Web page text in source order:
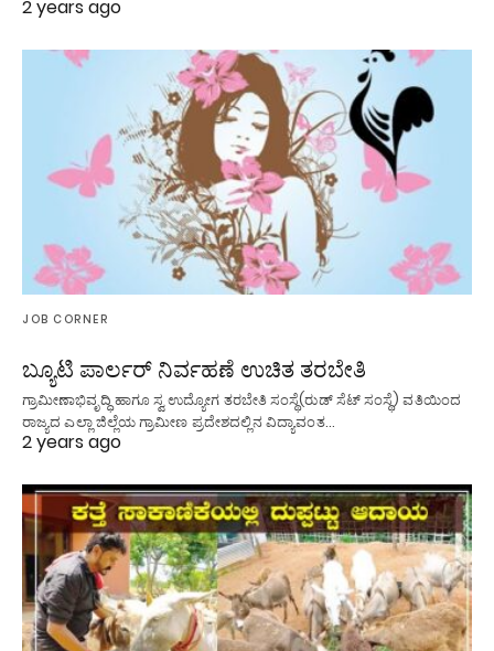
2 years ago
JOB CORNER
ಬ್ಯೂಟಿ ಪಾರ್ಲರ್ ನಿರ್ವಹಣೆ ಉಚಿತ ತರಬೇತಿ
ಗ್ರಾಮೀಣಾಭಿವೃದ್ಧಿ ಹಾಗೂ ಸ್ವ ಉದ್ಯೋಗ ತರಬೇತಿ ಸಂಸ್ಥೆ(ರುಡ್ ಸೆಟ್ ಸಂಸ್ಥೆ) ವತಿಯಿಂದ
ರಾಜ್ಯದ ಎಲ್ಲಾ ಜಿಲ್ಲೆಯ ಗ್ರಾಮೀಣ ಪ್ರದೇಶದಲ್ಲಿನ ವಿದ್ಯಾವಂತ…
2 years ago